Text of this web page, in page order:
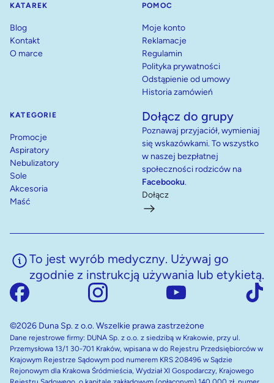
KATAREK
Blog
Kontakt
O marce
POMOC
Moje konto
Reklamacje
Regulamin
Polityka prywatności
Odstąpienie od umowy
Historia zamówień
KATEGORIE
Promocje
Aspiratory
Nebulizatory
Sole
Akcesoria
Maść
Dołącz do grupy
Poznawaj przyjaciół, wymieniaj
się wskazówkami. To wszystko
w naszej bezpłatnej
społeczności rodziców na
Facebooku.
Dołącz
To jest wyrób medyczny. Używaj go
zgodnie z instrukcją używania lub etykietą.
©2026 Duna Sp. z o.o. Wszelkie prawa zastrzeżone
Dane rejestrowe firmy: DUNA Sp. z o.o. z siedzibą w Krakowie, przy ul.
Przemysłowa 13/1 30-701 Kraków, wpisana w do Rejestru Przedsiębiorców w
Krajowym Rejestrze Sądowym pod numerem KRS 208496 w Sądzie
Rejonowym dla Krakowa Śródmieścia, Wydział XI Gospodarczy, Krajowego